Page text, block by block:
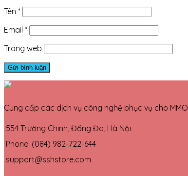
Tên *
Email *
Trang web
Cung cấp các dịch vụ công nghệ phục vụ cho MMO
554 Trường Chinh, Đống Đa, Hà Nội
Phone: (084) 982-722-644
support@sshstore.com